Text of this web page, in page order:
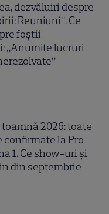
dezvăluiri despre
Reuniuni”. Ce
foștii
„Anumite lucruri
toamnă 2026: toate
confirmate la Pro
1. Ce show-uri și
din septembrie